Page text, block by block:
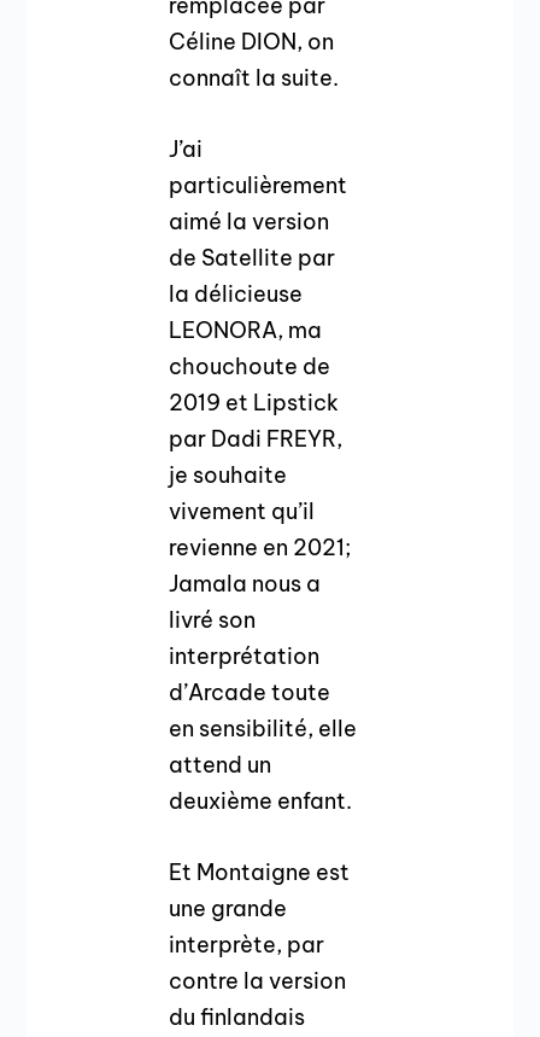
Céline DION, on
connaît la suite.
J’ai
particulièrement
aimé la version
de Satellite par
la délicieuse
LEONORA, ma
chouchoute de
2019 et Lipstick
par Dadi FREYR,
je souhaite
vivement qu’il
revienne en 2021;
Jamala nous a
livré son
interprétation
d’Arcade toute
en sensibilité, elle
attend un
deuxième enfant.
Et Montaigne est
une grande
interprète, par
contre la version
du finlandais